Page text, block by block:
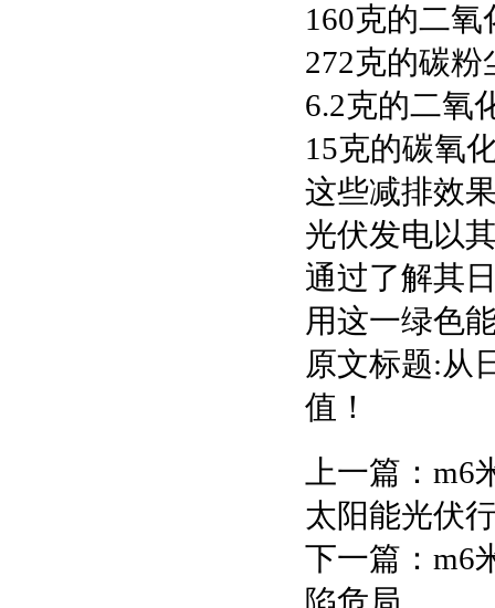
160克的二氧
272克的碳粉
6.2克的二氧
15克的碳氧
这些减排效
光伏发电以
通过了解其
用这一绿色
原文标题:从
值！
上一篇： m6
太阳能光伏
下一篇： m6